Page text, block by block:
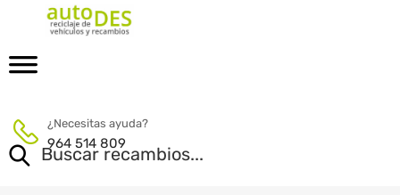
¿Necesitas ayuda?
964 514 809